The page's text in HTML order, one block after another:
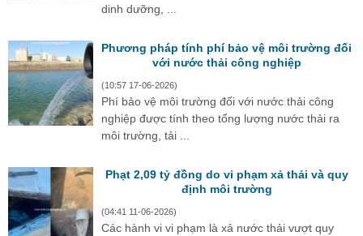
dinh dưỡng, ...
Phương pháp tính phí bảo vệ môi trường đối
với nước thải công nghiệp
(10:57 17-06-2026)
Phí bảo vệ môi trường đối với nước thải công
nghiệp được tính theo tổng lượng nước thải ra
môi trường, tải ...
Phạt 2,09 tỷ đồng do vi phạm xả thải và quy
định môi trường
(04:41 11-06-2026)
Các hành vi vi phạm là xả nước thải vượt quy